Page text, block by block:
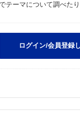
テーマについて調べた